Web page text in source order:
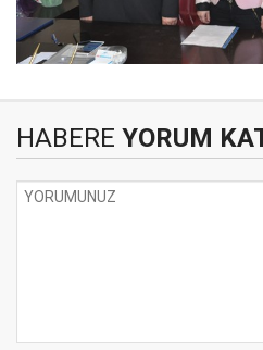
HABERE YORUM